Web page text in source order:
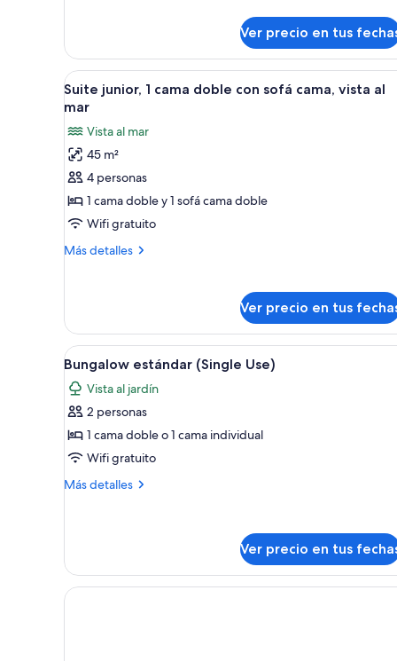
estándar,
vista
al
jardín
Ver precio en tus
Ver
todas
fotos
de
Suite
junior,
1
cama
cama,
vista
al
mar
Habitación de hotel con una
4
Suite junior, 1 cama doble con sofá cama, vista al
mar
Vista al mar
45 m²
4 personas
1 cama doble y 1 sofá cama doble
Wifi gratuito
Más detalles
Más
1
cama
doble
con
sofá
cama,
al
mar
Ver precio en tus
Ver
todas
las
fotos
de
Bungalow
estándar
Una habitación de hotel con
4
Bungalow estándar (Single Use)
Vista al jardín
2 personas
1 cama doble o 1 cama individual
Wifi gratuito
Más detalles
Más
(Single
Use)
Ver precio en tus